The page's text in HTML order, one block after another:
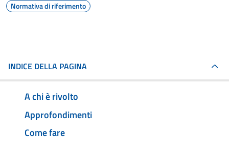
Normativa di riferimento
INDICE DELLA PAGINA
A chi è rivolto
Approfondimenti
Come fare